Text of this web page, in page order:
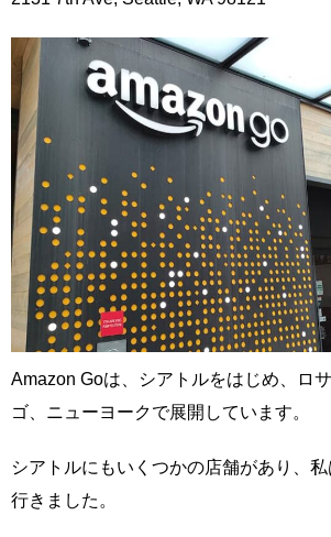
Amazon Goは、シアトルをはじめ、ロ
ゴ、ニューヨークで展開しています。
シアトルにもいくつかの店舗があり、
行きました。